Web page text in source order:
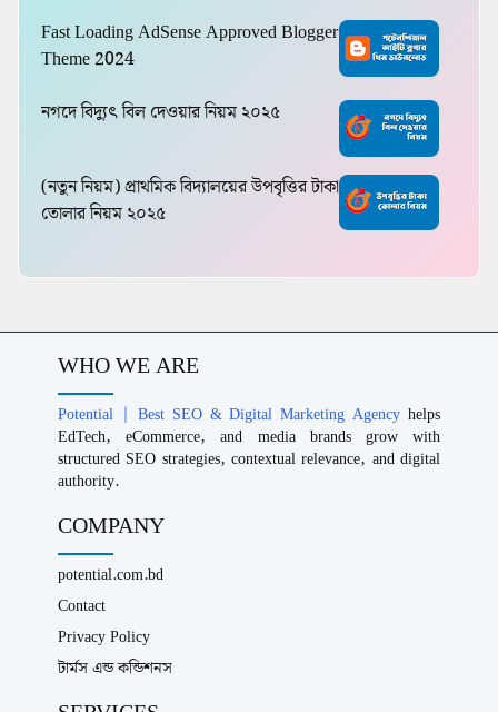
Fast Loading AdSense Approved Blogger
Theme 2024
নগদে বিদ্যুৎ বিল দেওয়ার নিয়ম ২০২৫
(নতুন নিয়ম) প্রাথমিক বিদ্যালয়ের উপবৃত্তির টাকা
তোলার নিয়ম ২০২৫
WHO WE ARE
Potential | Best SEO & Digital Marketing Agency helps
EdTech, eCommerce, and media brands grow with
structured SEO strategies, contextual relevance, and digital
authority.
COMPANY
potential.com.bd
Contact
Privacy Policy
টার্মস এন্ড কন্ডিশনস